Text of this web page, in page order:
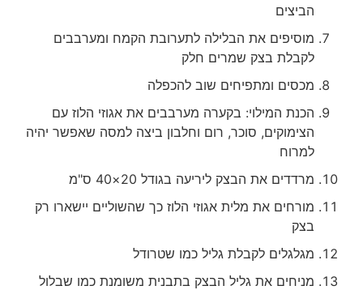
הביצים
מוסיפים את הבלילה לתערובת הקמח ומערבבים
לקבלת בצק שמרים חלק
מכסים ומתפיחים שוב להכפלה
הכנת המילוי: בקערה מערבבים את אגוזי הלוז עם
הצימוקים, סוכר, רום וחלבון ביצה למסה שאפשר יהיה
למרוח
מרדדים את הבצק ליריעה בגודל 20×40 ס"מ
מורחים את מלית אגוזי הלוז כך שהשוליים יישארו רק
בצק
מגלגלים לקבלת גליל כמו שטרודל
מניחים את גליל הבצק בתבנית משומנת כמו שבלול